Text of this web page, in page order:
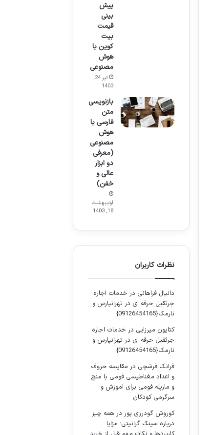
پیش
بینی
قیمت
بیت
کوین با
هوش
مصنوعی
تیر 24,
1403
بازنویسی
متن
فارسی با
هوش
مصنوعی
(معرفی
دو ابزار
عالی و
خفن)
اردیبهشت
18, 1403
نظرات کاربران
دانیال فراهانی در خدمات اجاره
جرثقیل حرفه ای در تهرانپارس و
نارمک{09126454165}
کتایون میرزایی در خدمات اجاره
جرثقیل حرفه ای در تهرانپارس و
نارمک{09126454165}
فرانک فرشچی در مقایسه حروف
و اعداد مغناطیسی فومی با منچ
و مارپله فومی برای آموزش و
سرگرمی کودکان
کوروش گودرزی پوردر همه چیز
درباره سینک گرانیتی؛ مزایا